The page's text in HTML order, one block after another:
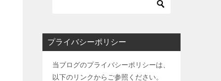
プライバシーポリシー
当ブログのプライバシーポリシーは、
以下のリンクからご参照ください。